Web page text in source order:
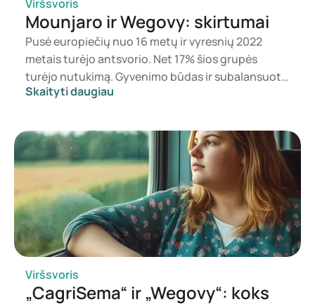
Viršsvoris
Mounjaro ir Wegovy: skirtumai
Pusė europiečių nuo 16 metų ir vyresnių 2022
metais turėjo antsvorio. Net 17% šios grupės
turėjo nutukimą. Gyvenimo būdas ir subalansuota
mityba yra sveiko svorio pagrindas, tačiau jei to
yra sukurtas 2 tipo diabeto gydymui, o Wegovy –
svorio mažinimui ir palaikymui. Tačiau Mounjaro
taip pat turi privalumų norintiems sulieknėti ir
išlaikyti svorį. Šiame straipsnyje aptariame abu
vaistus, jų poveikį svoriui, pagrindinius skirtumus
ir šalutinius poveikius.
Skaityti daugiau
Viršsvoris
„CagriSema“ ir „Wegovy“: koks